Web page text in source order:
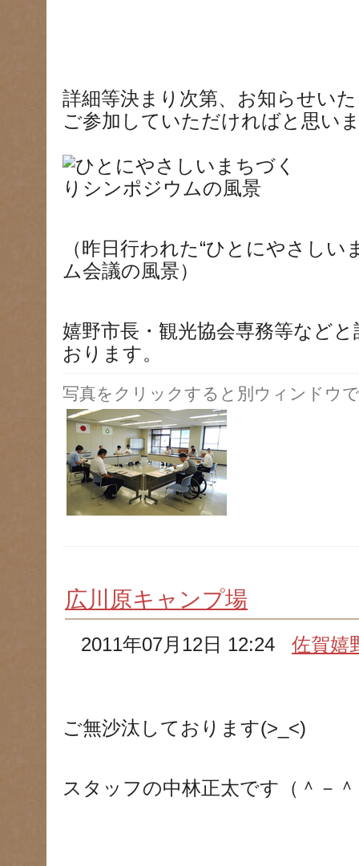
詳細等決まり次第、お知らせい
ご参加していただければと思い
（昨日行われた“ひとにやさし
ム会議の風景）
嬉野市長・観光協会専務等など
おります。
写真をクリックすると別ウィンドウ
広川原キャンプ場
2011年07月12日 12:24佐賀嬉
ご無沙汰しております(>_<)
スタッフの中林正太です（＾－